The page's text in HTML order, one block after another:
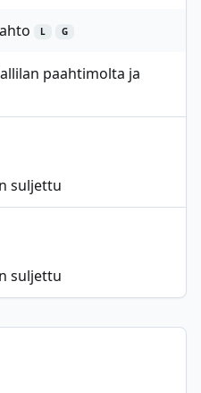
L G
paahtimolta ja
suljettu
suljettu